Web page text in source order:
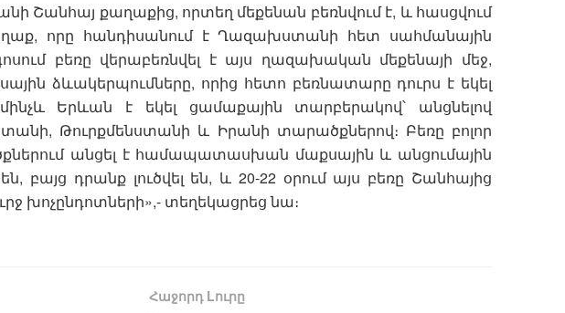
Շանհայ քաղաքից, որտեղ մեքենան բեռնվում է, և հասցվում
որը հանդիսանում է Ղազախստանի հետ սահմանային
բեռը վերաբեռնվել է այս ղազախական մեքենայի մեջ,
ձևակերպումները, որից հետո բեռնատարը դուրս է եկել
Երևան է եկել ցամաքային տարբերակով՝ անցնելով
Թուրքմենստանի և Իրանի տարածքներով։ Բեռը բոլոր
անցել է համապատասխան մաքսային և անցումային
բայց դրանք լուծվել են, և 20-22 օրում այս բեռը Շանհայից
խոչընդոտների»,- տեղեկացրեց նա։
Հաջորդ Lուրը